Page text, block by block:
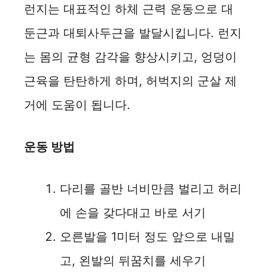
런지는 대표적인 하체 근력 운동으로 대
둔근과 대퇴사두근을 발달시킵니다. 런지
는 몸의 균형 감각을 향상시키고, 엉덩이
근육을 탄탄하게 하며, 허벅지의 군살 제
거에 도움이 됩니다.
운동 방법
다리를 골반 너비만큼 벌리고 허리
에 손을 갖다대고 바로 서기
오른발을 1미터 정도 앞으로 내밀
고, 왼발의 뒤꿈치를 세우기